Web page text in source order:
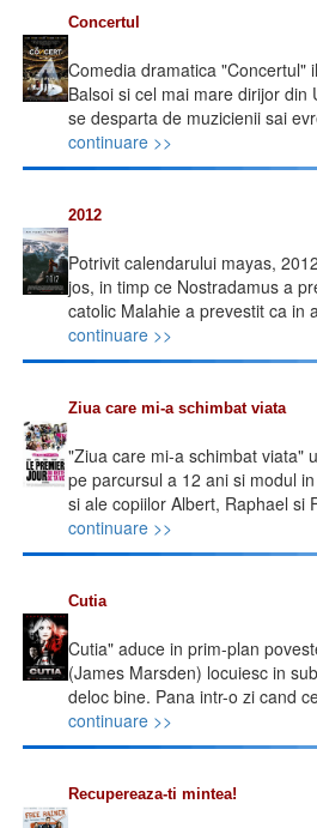
Concertul
Comedia dramatica "Concertul"
Balsoi si cel mai mare dirijor
se desparta de muzicienii sai
continuare >>
2012
Potrivit calendarului mayas,
jos, in timp ce Nostradamus a
catolic Malahie a prevestit ca in
continuare >>
Ziua care mi-a schimbat viata
"Ziua care mi-a schimbat viata"
pe parcursul a 12 ani si modul
si ale copiilor Albert, Raphael si
continuare >>
Cutia
Cutia" aduce in prim-plan
(James Marsden) locuiesc in
deloc bine. Pana intr-o zi cand
continuare >>
Recupereaza-ti mintea!